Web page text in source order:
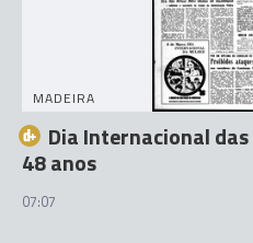
MADEIRA
Dia Internacional
48 anos
07:07